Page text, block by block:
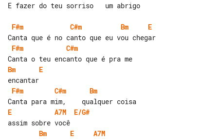
E fazer do teu sorriso   um abrigo
F#m C#m Bm
E
F#m
C#m
Bm
E
F#m
C#m
Bm
E
A7M
E/G#
Bm
E A7M